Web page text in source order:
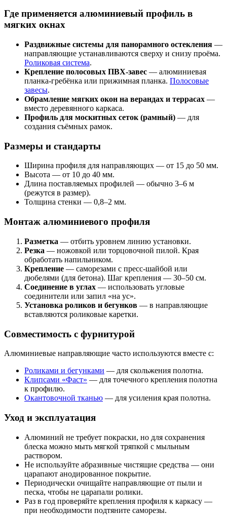
Где применяется алюминиевый профиль в
мягких окнах
Раздвижные системы для панорамного остекления —
направляющие устанавливаются сверху и снизу проёма.
Роликовая система.
Крепление полосовых ПВХ-завес — алюминиевая
планка-гребёнка или прижимная планка. Полосовые
завесы.
Обрамление мягких окон на верандах и террасах —
вместо деревянного каркаса.
Профиль для москитных сеток (рамный) — для
создания съёмных рамок.
Размеры и стандарты
Ширина профиля для направляющих — от 15 до 50 мм.
Высота — от 10 до 40 мм.
Длина поставляемых профилей — обычно 3–6 м
(режутся в размер).
Толщина стенки — 0,8–2 мм.
Монтаж алюминиевого профиля
Разметка — отбить уровнем линию установки.
Резка — ножовкой или торцовочной пилой. Края
обработать напильником.
Крепление — саморезами с пресс-шайбой или
дюбелями (для бетона). Шаг крепления — 30–50 см.
Соединение в углах — использовать угловые
соединители или запил «на ус».
Установка роликов и бегунков — в направляющие
вставляются роликовые каретки.
Совместимость с фурнитурой
Алюминиевые направляющие часто используются вместе с:
Роликами и бегунками — для скольжения полотна.
Клипсами «Фаст» — для точечного крепления полотна
к профилю.
Окантовочной тканью — для усиления края полотна.
Уход и эксплуатация
Алюминий не требует покраски, но для сохранения
блеска можно мыть мягкой тряпкой с мыльным
раствором.
Не используйте абразивные чистящие средства — они
царапают анодированное покрытие.
Периодически очищайте направляющие от пыли и
песка, чтобы не царапали ролики.
Раз в год проверяйте крепления профиля к каркасу —
при необходимости подтяните саморезы.